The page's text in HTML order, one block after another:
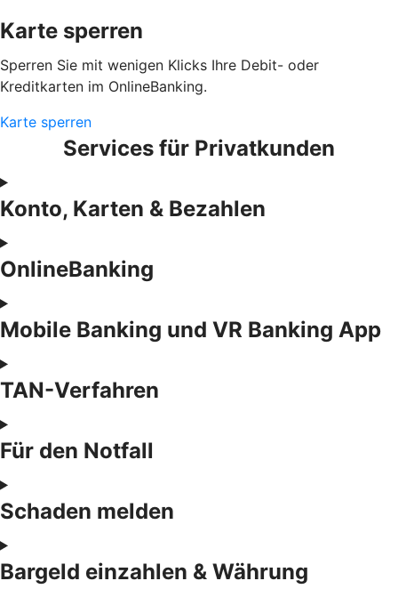
Karte sperren
Sperren Sie mit wenigen Klicks Ihre Debit- oder
Kreditkarten im OnlineBanking.
Karte sperren
Services für Privatkunden
Konto, Karten & Bezahlen
OnlineBanking
Mobile Banking und VR Banking App
TAN-Verfahren
Für den Notfall
Schaden melden
Bargeld einzahlen & Währung